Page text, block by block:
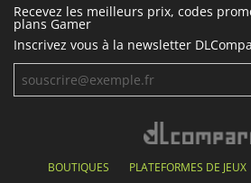
Recevez les meilleurs prix, codes
plans Gamer
Inscrivez vous à la newsletter
BOUTIQUES PLATEFORMES DE JEUX